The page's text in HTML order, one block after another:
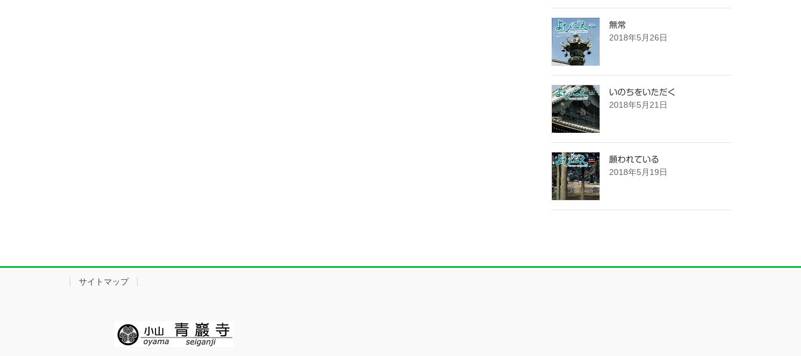
無常
2018年5月26日
いのちをいただく
2018年5月21日
願われている
2018年5月19日
サイトマップ